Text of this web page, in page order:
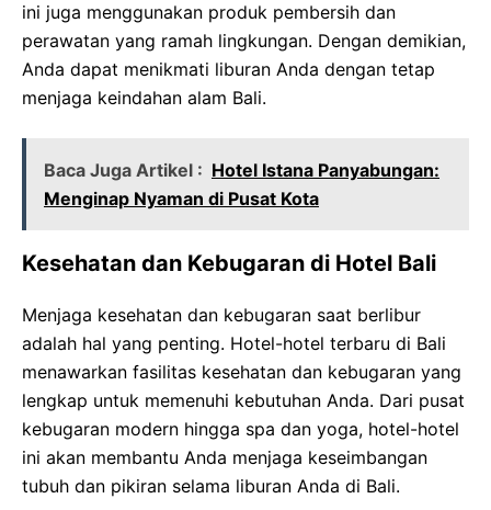
ini juga menggunakan produk pembersih dan
perawatan yang ramah lingkungan. Dengan demikian,
Anda dapat menikmati liburan Anda dengan tetap
menjaga keindahan alam Bali.
Baca Juga Artikel : Hotel Istana Panyabungan:
Menginap Nyaman di Pusat Kota
Kesehatan dan Kebugaran di Hotel Bali
Menjaga kesehatan dan kebugaran saat berlibur
adalah hal yang penting. Hotel-hotel terbaru di Bali
menawarkan fasilitas kesehatan dan kebugaran yang
lengkap untuk memenuhi kebutuhan Anda. Dari pusat
kebugaran modern hingga spa dan yoga, hotel-hotel
ini akan membantu Anda menjaga keseimbangan
tubuh dan pikiran selama liburan Anda di Bali.